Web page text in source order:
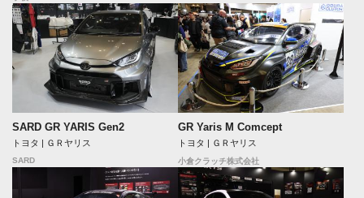
SARD GR YARIS Gen2
トヨタ | ＧＲヤリス
SARD
GR Yaris M Comcept
トヨタ | ＧＲヤリス
小倉クラッチ株式会社